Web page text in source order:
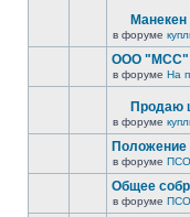
Манекен
в форуме
ООО "МСС"
в форуме На
Продаю
в форуме
Положение
в форуме
Общее
в форуме